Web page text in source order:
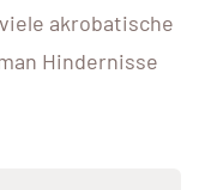
akrobatische
Hindernisse